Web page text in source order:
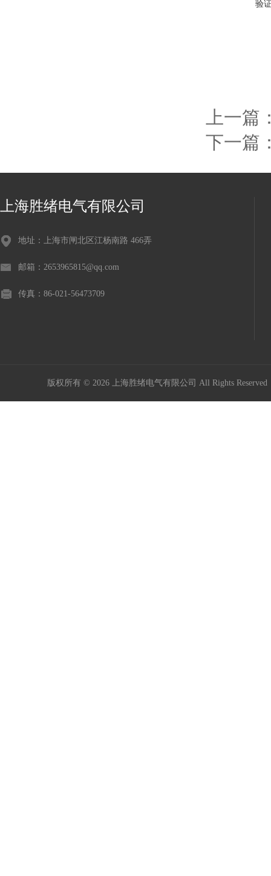
验
上一篇
下一篇
上海胜绪电气有限公司
地址：上海市闸北区江杨南路 466弄
邮箱：2653965815@qq.com
传真：86-021-56473709
版权所有 © 2026 上海胜绪电气有限公司 All Rights